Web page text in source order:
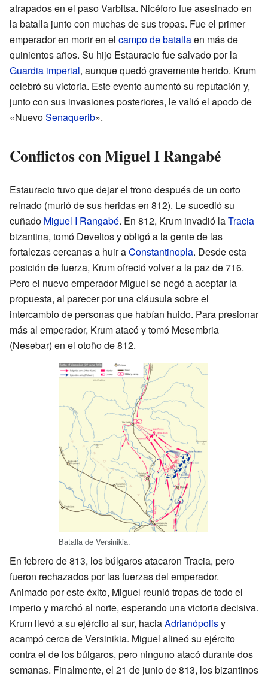
atrapados en el paso Varbitsa. Nicéforo fue asesinado en
la batalla junto con muchas de sus tropas. Fue el primer
emperador en morir en el campo de batallaen más de
quinientos años. Su hijo Estauracio fue salvado por la
Guardia imperial, aunque quedó gravemente herido. Krum
celebró su victoria. Este evento aumentó su reputación y,
junto con sus invasiones posteriores, le valió el apodo de
«NuevoSenaquerib».
Conflictos con Miguel I Rangabé
Estauracio tuvo que dejar el trono después de un corto
reinado (murió de sus heridas en 812). Le sucedió su
cuñado Miguel I Rangabé. En 812, Krum invadió laTracia
bizantina, tomó Develtos y obligó a la gente de las
fortalezas cercanas a huir aConstantinopla. Desde esta
posición de fuerza, Krum ofreció volver a la paz de 716.
Pero el nuevo emperador Miguel se negó a aceptar la
propuesta, al parecer por una cláusula sobre el
intercambio de personas que habían huido. Para presionar
más al emperador, Krum atacó y tomó Mesembria
(Nesebar) en el otoño de 812.
Batalla de Versinikia.
En febrero de 813, los búlgaros atacaron Tracia, pero
fueron rechazados por las fuerzas del emperador.
Animado por este éxito, Miguel reunió tropas de todo el
imperio y marchó al norte, esperando una victoria decisiva.
Krum llevó a su ejército al sur, haciaAdrianópolisy
acampó cerca de Versinikia. Miguel alineó su ejército
contra el de los búlgaros, pero ninguno atacó durante dos
semanas. Finalmente, el 21 de junio de 813, los bizantinos